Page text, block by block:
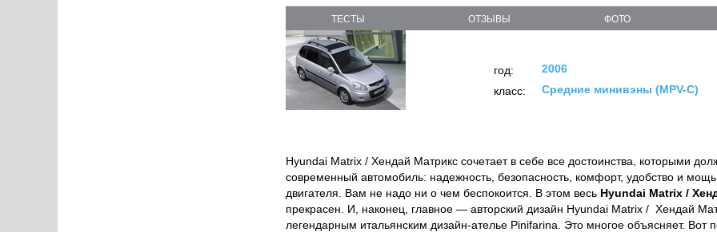
ТЕСТЫ ОТЗЫВЫ ФОТО
год:
2006
класс:
Средние минивэны (MPV-C)
Hyundai Matrix / Хендай Матрикс сочетает в себе все достоинства, которыми
современный автомобиль: надежность, безопасность, комфорт, удобство и
двигателя. Вам не надо ни о чем беспокоится. В этом весь Hyundai Matrix /
прекрасен. И, наконец, главное — авторский дизайн Hyundai Matrix / Хендай
легендарным итальянским дизайн-ателье Pinifarina. Это многое объясняет. Вот